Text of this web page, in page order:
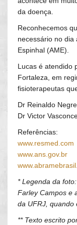
da doença.
Reconhecemos
necessário no dia
Espinhal (AME).
Lucas é atendido
Fortaleza, em
fisioterapeutas
Dr Reinaldo
Dr Victor
Referências:
www.resmed.com
www.ans.gov.br
* Legenda da
Farley Campos e
da UFRJ, quando
** Texto escrito